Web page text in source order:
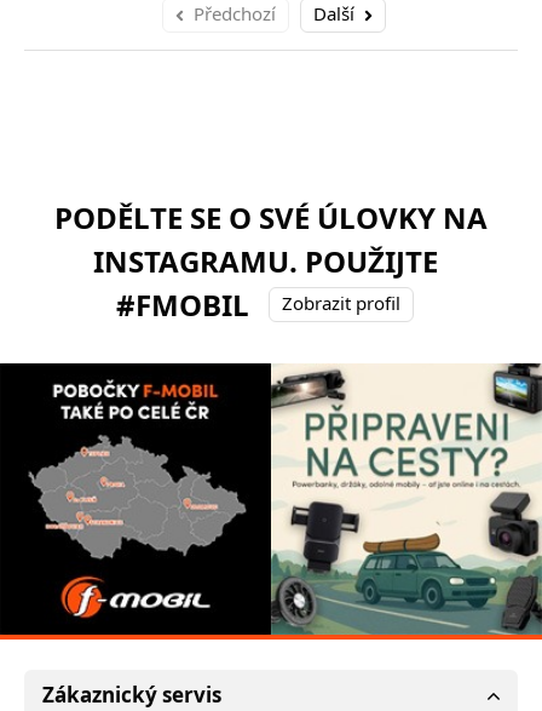
Předchozí Další
PODĚLTE SE O SVÉ ÚLOVKY NA
INSTAGRAMU. POUŽIJTE
#FMOBIL
Zobrazit profil
Zákaznický servis